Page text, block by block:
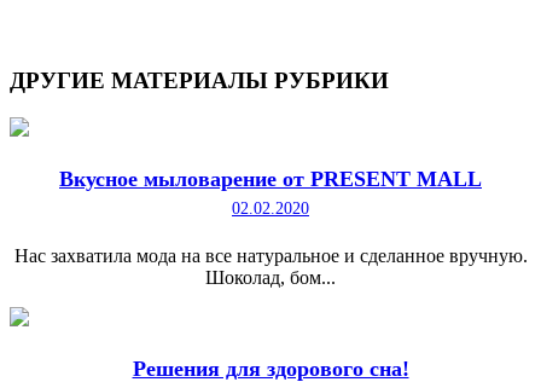
ДРУГИЕ МАТЕРИАЛЫ РУБРИКИ
Вкусное мыловарение от PRESENT MALL
02.02.2020
Нас захватила мода на все натуральное и сделанное вручную.
Шоколад, бом...
Решения для здорового сна!